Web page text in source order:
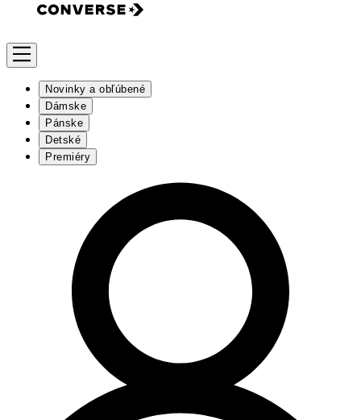
Novinky a obľúbené
Dámske
Pánske
Detské
Premiéry